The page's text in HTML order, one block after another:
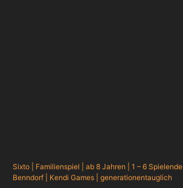
Sixto | Familienspiel | ab 8 Jahren | 1 – 6
Benndorf | Kendi Games | generationentauglich